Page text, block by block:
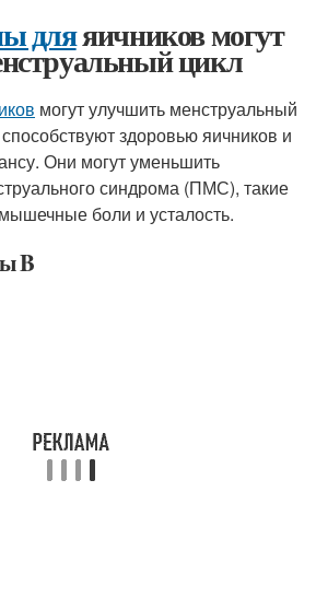
дляяичников могут
цикл
могут улучшить менструальный
здоровью яичников и
Они могут уменьшить
синдрома (ПМС), такие
боли и усталость.
B